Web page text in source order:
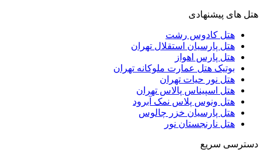
هتل های پیشنهادی
هتل کادوس رشت
هتل پارسیان استقلال تهران
هتل پارس اهواز
بوتیک هتل عمارت ملوکانه تهران
هتل نور حیات تهران
هتل اسپیناس پالاس تهران
هتل ونوس پلاس نمک آبرود
هتل پارسیان خزر چالوس
هتل نارنجستان نور
دسترسی سریع